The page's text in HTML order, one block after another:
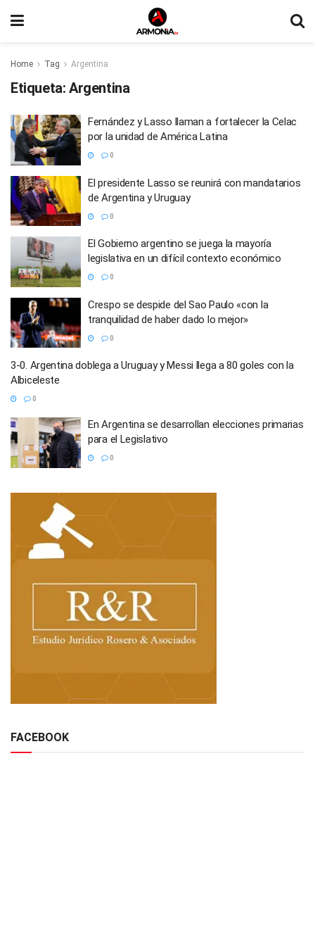
Home Tag Argentina
Etiqueta: Argentina
Fernández y Lasso llaman a fortalecer la Celac
por la unidad de América Latina
0
El presidente Lasso se reunirá con mandatarios
de Argentina y Uruguay
0
El Gobierno argentino se juega la mayoría
legislativa en un difícil contexto económico
0
Crespo se despide del Sao Paulo «con la
tranquilidad de haber dado lo mejor»
0
3-0. Argentina doblega a Uruguay y Messi llega a 80 goles con la
Albiceleste
0
En Argentina se desarrollan elecciones primarias
para el Legislativo
0
FACEBOOK